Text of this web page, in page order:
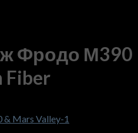
Фродо М390
Fiber